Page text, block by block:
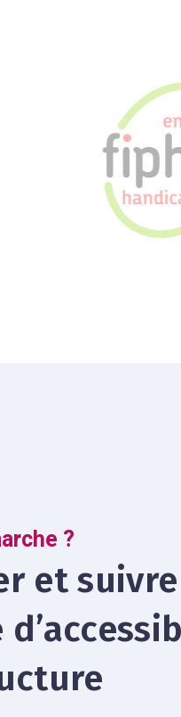
?
et